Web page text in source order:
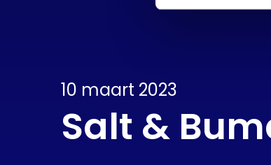
Salt &
10 maart 2023